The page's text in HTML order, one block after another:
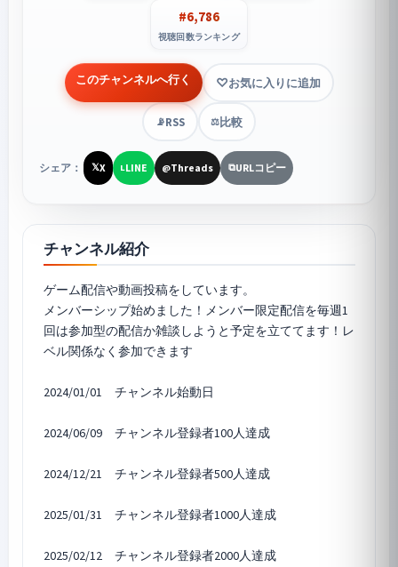
#6,786
視聴回数ランキング
このチャンネルへ行く お気に入りに追加
📡RSS ⚖️比較
シェア： 𝕏X LLINE @Threads ⧉URLコピー
チャンネル紹介
ゲーム配信や動画投稿をしています。
メンバーシップ始めました！メンバー限定配信を毎週1
回は参加型の配信か雑談しようと予定を立ててます！レ
ベル関係なく参加できます
2024/01/01 チャンネル始動日
2024/06/09 チャンネル登録者100人達成
2024/12/21 チャンネル登録者500人達成
2025/01/31 チャンネル登録者1000人達成
2025/02/12 チャンネル登録者2000人達成